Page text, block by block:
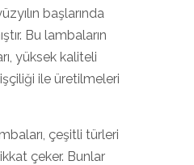
başlarında
Bu lambaların
yüksek kaliteli
ile üretilmeleri
çeşitli türleri
çeker. Bunlar